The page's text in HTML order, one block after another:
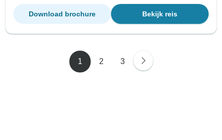
Bekijk reis
Download brochure
1 2 3